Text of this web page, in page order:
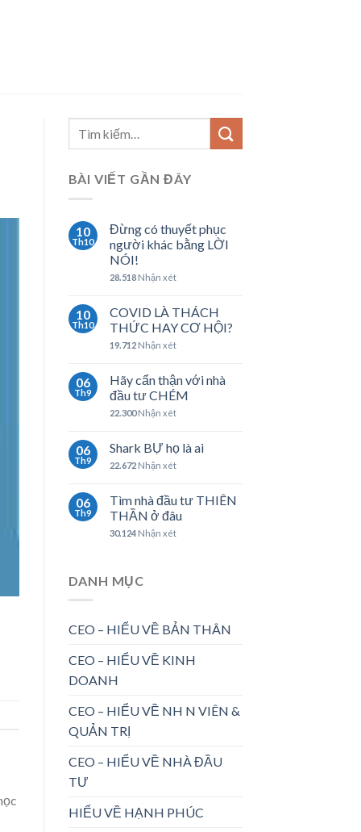
BÀI VIẾT GẦN ĐÂY
10
Th10
Đừng có thuyết phục
người khác bằng LỜI
NÓI!
28.518Nhận xét
10
Th10
COVID LÀ THÁCH
THỨC HAY CƠ HỘI?
19.712Nhận xét
06
Th9
Hãy cẩn thận với nhà
đầu tư CHÉM
22.300Nhận xét
06
Th9
Shark BỰ họ là ai
22.672Nhận xét
06
Th9
Tìm nhà đầu tư THIÊN
THẦN ở đâu
30.124Nhận xét
DANH MỤC
CEO – HIỂU VỀ BẢN THÂN
CEO – HIỂU VỀ KINH
DOANH
CEO – HIỂU VỀ NH N VIÊN &
QUẢN TRỊ
CEO – HIỂU VỀ NHÀ ĐẦU
TƯ
HIỂU VỀ HẠNH PHÚC